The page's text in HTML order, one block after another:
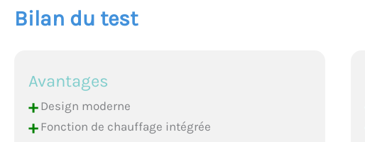
Bilan du test
Avantages
+Design moderne
+Fonction de chauffage intégrée